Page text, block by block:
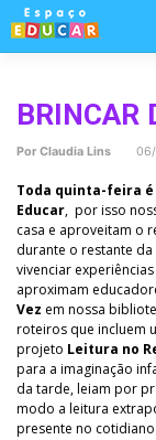
Skip
content
BRINCAR
Por Claudia Lins
Toda quinta-feira
Educar, por isso
casa e aproveitam o
durante o restante da
vivenciar
aproximam
Vez em nossa
roteiros que incluem
projeto Leitura no
para a imaginação
da tarde, leiam por
modo a leitura
presente no